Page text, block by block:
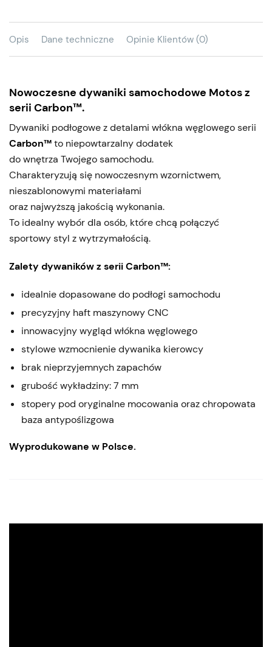
Opis Dane techniczne Opinie Klientów (0)
Nowoczesne dywaniki samochodowe Motos z
serii Carbon™.
Dywaniki podłogowe z detalami włókna węglowego serii
Carbon™to niepowtarzalny dodatek
do wnętrza Twojego samochodu.
Charakteryzują się nowoczesnym wzornictwem,
nieszablonowymi materiałami
oraz najwyższą jakością wykonania.
To idealny wybór dla osób, które chcą połączyć
sportowy styl z wytrzymałością.
Zalety dywaników z serii Carbon™:
idealnie dopasowane do podłogi samochodu
precyzyjny haft maszynowy CNC
innowacyjny wygląd włókna węglowego
stylowe wzmocnienie dywanika kierowcy
brak nieprzyjemnych zapachów
grubość wykładziny: 7 mm
stopery pod oryginalne mocowania oraz chropowata
baza antypoślizgowa
Wyprodukowane w Polsce.